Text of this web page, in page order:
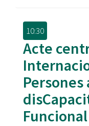
10:30
Acte
Persones
Funcional